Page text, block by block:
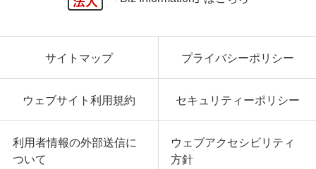
サイトマップ プライバシーポリシー
ウェブサイト利用規約 セキュリティーポリシー
利用者情報の外部送信に
ついて
ウェブアクセシビリティ
方針